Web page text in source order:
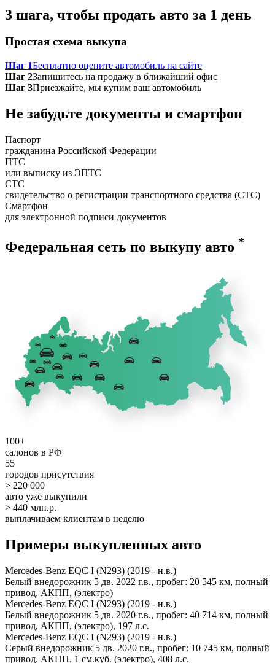
3 шага, чтобы продать авто за 1 день
Простая схема выкупа
Шаг 1Бесплатно оцените автомобиль на сайте
Шаг 2Запишитесь на продажу в ближайший офис
Шаг 3Приезжайте, мы купим ваш автомобиль
Не забудьте документы и смартфон
Паспорт
гражданина Российской Федерации
ПТС
или выписку из ЭПТС
СТС
свидетельство о регистрации транспортного средства (СТС)
Смартфон
для электронной подписи документов
Федеральная сеть по выкупу авто *
100+
салонов в РФ
55
городов присутствия
> 220 000
авто уже выкупили
> 440 млн.р.
выплачиваем клиентам в неделю
Примеры выкупленных авто
Mercedes-Benz EQC I (N293) (2019 - н.в.)
Белый внедорожник 5 дв. 2022 г.в., пробег: 20 545 км, полный
привод, АКПП, (электро)
Mercedes-Benz EQC I (N293) (2019 - н.в.)
Белый внедорожник 5 дв. 2020 г.в., пробег: 40 714 км, полный
привод, АКПП, (электро), 197 л.с.
Mercedes-Benz EQC I (N293) (2019 - н.в.)
Серый внедорожник 5 дв. 2020 г.в., пробег: 10 745 км, полный
привод, АКПП, 1 см.куб. (электро), 408 л.с.